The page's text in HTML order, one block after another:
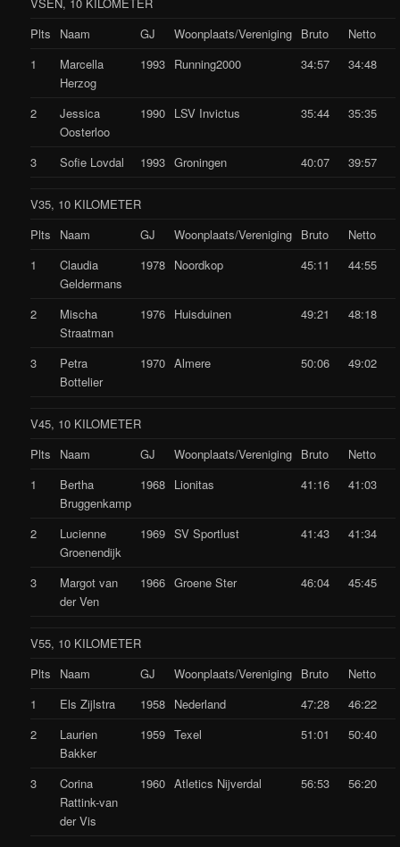
Plts
Naam GJ Woonplaats/Vereniging Bruto
Netto
1
Marcella
Herzog
1993 Running2000 34:57 34:48
2
Jessica
Oosterloo
1990 LSV Invictus 35:44 35:35
3 Sofie Lovdal 1993 Groningen 40:07 39:57
V35, 10 KILOMETER
Plts
Naam GJ Woonplaats/Vereniging Bruto
Netto
1
Claudia
Geldermans
1978 Noordkop 45:11 44:55
2
Mischa
Straatman
1976 Huisduinen 49:21 48:18
3
Petra
Bottelier
1970 Almere 50:06 49:02
V45, 10 KILOMETER
Plts
Naam GJ Woonplaats/Vereniging Bruto
Netto
1
Bertha
Bruggenkamp
1968 Lionitas 41:16 41:03
2
Lucienne
Groenendijk
1969 SV Sportlust 41:43 41:34
3
Margot van
der Ven
1966 Groene Ster 46:04 45:45
V55, 10 KILOMETER
Plts
Naam GJ Woonplaats/Vereniging Bruto
Netto
1
Els Zijlstra 1958 Nederland 47:28
46:22
2
Laurien
Bakker
1959 Texel 51:01 50:40
3
Corina
Rattink-van
der Vis
1960 Atletics Nijverdal 56:53 56:20